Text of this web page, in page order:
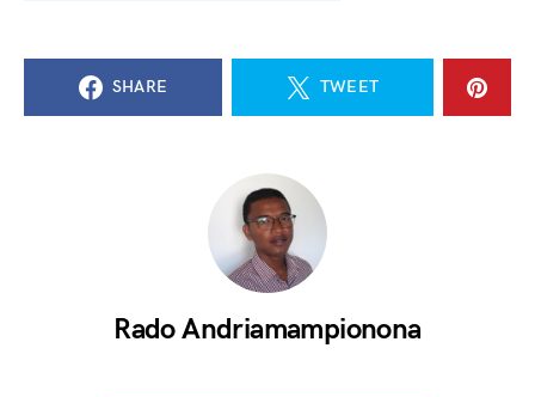
SHARE TWEET
Rado Andriamampionona